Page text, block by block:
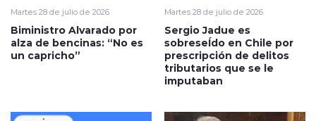
Martes 28 de julio de 2026
Biministro Alvarado por
alza de bencinas: “No es
un capricho”
Martes 28 de julio de 2026
Sergio Jadue es
sobreseÍdo en Chile por
prescripción de delitos
tributarios que se le
imputaban